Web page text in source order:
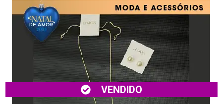
VENDIDO